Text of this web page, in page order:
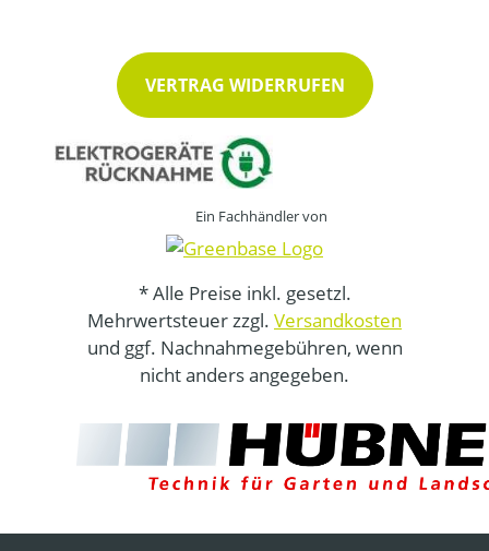
VERTRAG WIDERRUFEN
Ein Fachhändler von
* Alle Preise inkl. gesetzl.
Mehrwertsteuer zzgl. Versandkosten
und ggf. Nachnahmegebühren, wenn
nicht anders angegeben.